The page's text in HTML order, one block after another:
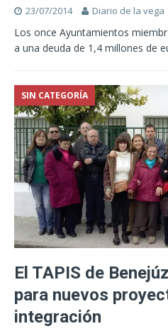
23/07/2014 Diario de la vega
Los once Ayuntamientos
a una deuda de 1,4 millones de
SIN CATEGORÍA
El TAPIS de
para nuevos
integración